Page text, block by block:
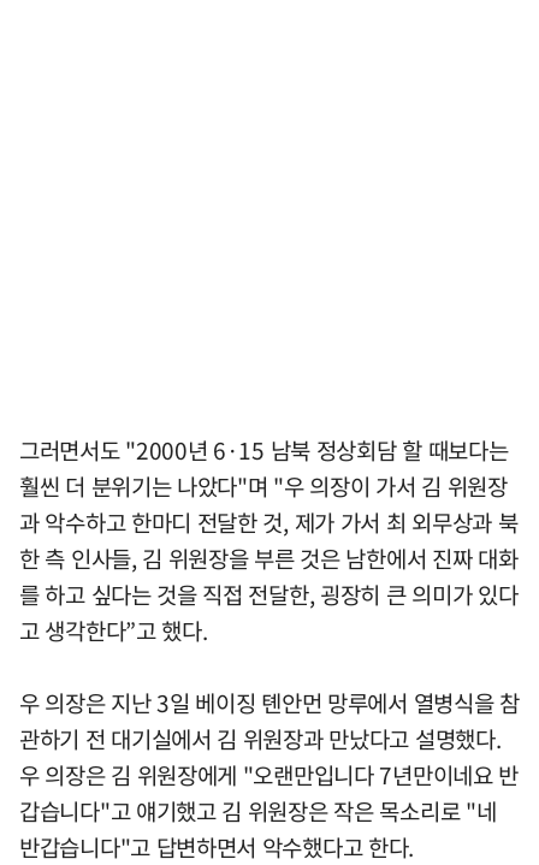
그러면서도 "2000년 6·15 남북 정상회담 할 때보다는
훨씬 더 분위기는 나았다"며 "우 의장이 가서 김 위원장
과 악수하고 한마디 전달한 것, 제가 가서 최 외무상과 북
한 측 인사들, 김 위원장을 부른 것은 남한에서 진짜 대화
를 하고 싶다는 것을 직접 전달한, 굉장히 큰 의미가 있다
고 생각한다”고 했다.
우 의장은 지난 3일 베이징 톈안먼 망루에서 열병식을 참
관하기 전 대기실에서 김 위원장과 만났다고 설명했다.
우 의장은 김 위원장에게 "오랜만입니다 7년만이네요 반
갑습니다"고 얘기했고 김 위원장은 작은 목소리로 "네
반갑습니다"고 답변하면서 악수했다고 한다.